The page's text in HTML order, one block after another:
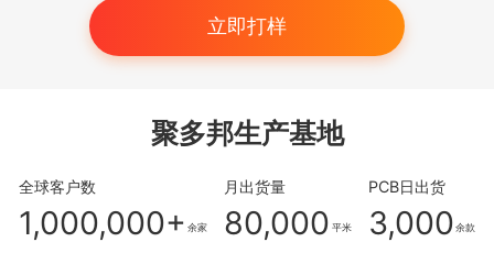
立即打样
聚多邦生产基地
全球客户数
1,000,000+ 余家
月出货量
80,000 平米
PCB日出货
3,000 余款